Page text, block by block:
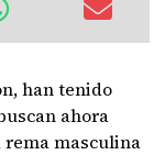
han tenido
ahora
masculina